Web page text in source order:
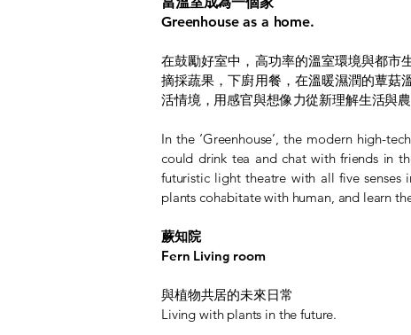
Greenhouse as a home.
在鼓勵好室中，高功率的溫室環境與都市
摘採蔬果，下廚用餐，在溫暖濕潤的蕈菇
活情境，用感官與想像力從新理解生活與
In the ‘Greenhouse’, the modern high-
could drink tea and chat with friends in
futuristic light theatre with all five senses
plants cohabitate with human, and learn
蕨知院
Fern Living room
與植物共居的未來日常
Living with plants in the future.